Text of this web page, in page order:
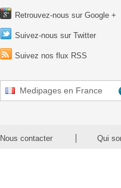
Retrouvez-nous sur Google +
Suivez-nous sur Twitter
Suivez nos flux RSS
Medipages en France
Nous contacter Qui